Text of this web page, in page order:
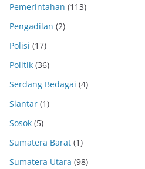
Pemerintahan (113)
Pengadilan (2)
Polisi (17)
Politik (36)
Serdang Bedagai (4)
Siantar (1)
Sosok (5)
Sumatera Barat (1)
Sumatera Utara (98)